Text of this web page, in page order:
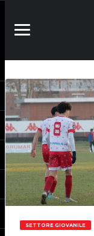
SETTORE GIOVANILE